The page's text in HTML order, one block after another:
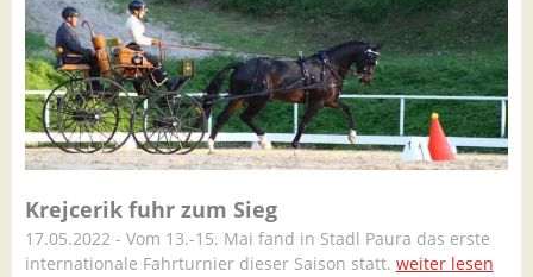
Krejcerik fuhr zum Sieg
17.05.2022 - Vom 13.-15. Mai fand in Stadl Paura das erste
internationale Fahrturnier dieser Saison statt. weiter lesen